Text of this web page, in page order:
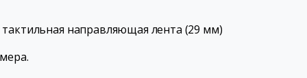
направляющая лента (29 мм)